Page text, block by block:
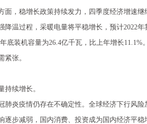
，稳增长政策持续发力，四季度经济增速继
降温过程，采暖电量将平稳增长，预计2022
底装机容量为26.4亿千瓦，比上年增长
张。
续增长。
炎疫情仍存在不确定性。全球经济下行风险
逐步减弱，国内消费、投资成为国内经济平